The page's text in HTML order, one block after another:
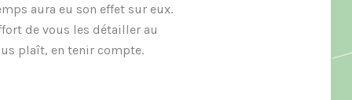
aura eu son effet sur eux.
de vous les détailler au
plaît, en tenir compte.